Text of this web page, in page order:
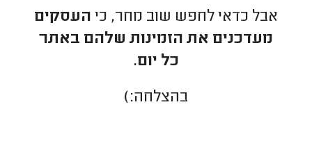
אבל כדאי לחפש שוב מחר, כי העסקים
מעדכנים את הזמינות שלהם באתר
כל יום.
בהצלחה:)